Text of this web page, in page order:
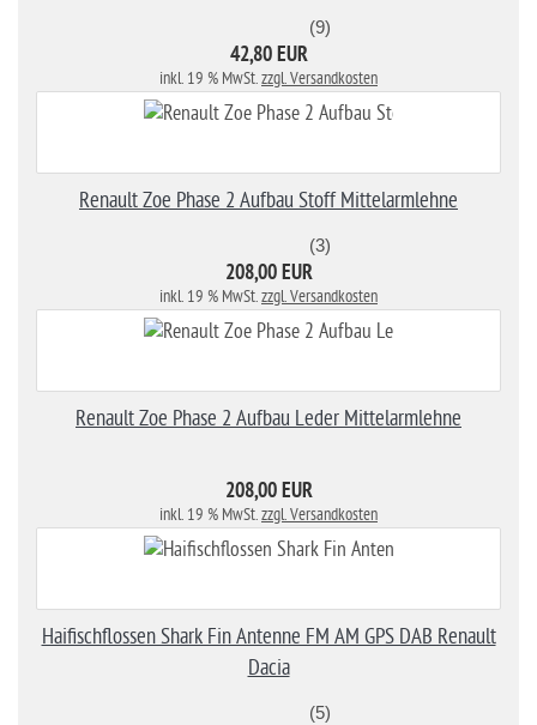
(9)
42,80 EUR
inkl. 19 % MwSt.zzgl. Versandkosten
Renault Zoe Phase 2 Aufbau Stoff Mittelarmlehne
(3)
208,00 EUR
inkl. 19 % MwSt.zzgl. Versandkosten
Renault Zoe Phase 2 Aufbau Leder Mittelarmlehne
208,00 EUR
inkl. 19 % MwSt.zzgl. Versandkosten
Haifischflossen Shark Fin Antenne FM AM GPS DAB Renault
Dacia
(5)